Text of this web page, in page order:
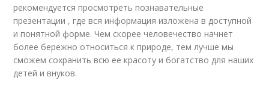
рекомендуется просмотреть познавательные
презентации , где вся информация изложена в доступной
и понятной форме. Чем скорее человечество начнет
более бережно относиться к природе, тем лучше мы
сможем сохранить всю ее красоту и богатство для наших
детей и внуков.